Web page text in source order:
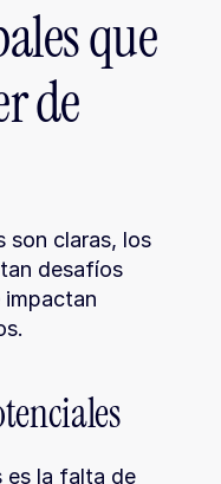
que
de
son claras, los
desafíos
es la falta de